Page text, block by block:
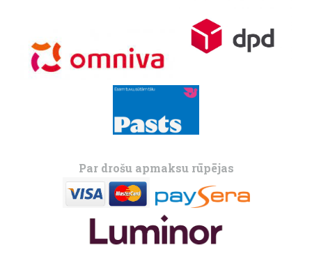
Par drošu apmaksu rūpējas